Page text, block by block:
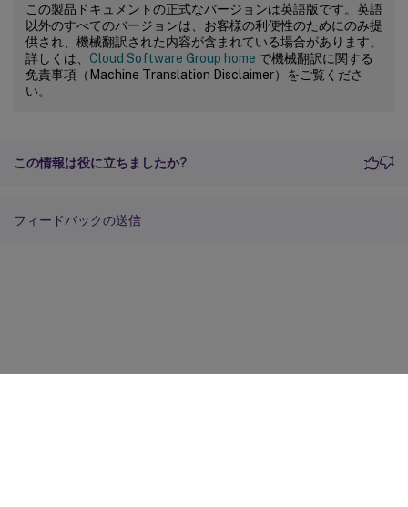
この製品ドキュメントの正式なバージョンは英語版です。英語
以外のすべてのバージョンは、お客様の利便性のためにのみ提
供され、機械翻訳された内容が含まれている場合があります。
詳しくは、 Cloud Software Group home で機械翻訳に関する
免責事項（Machine Translation Disclaimer）をご覧くださ
い。
この情報は役に立ちましたか?
フィードバックの送信